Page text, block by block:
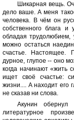
Шикарная вещь.
дело ваше. А меня
человека. В чём он
собственного блага
обладая
можно остаться
счастье. Настоящее.
дурное, глупое -- оно
когда начинают «жить
ищет своё счастье:
жизни.... А находит его
не сказав ни слова.
Акунин обернул
литературное